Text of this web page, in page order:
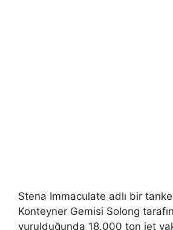
Stena Immaculate adlı bir
Konteyner Gemisi Solong
vurulduğunda 18.000 ton jet